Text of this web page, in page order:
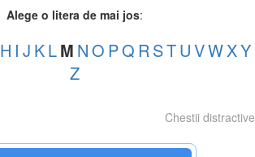
Alege o litera de mai jos:
H I J KLM NO PQ RSTUVWXY
Z
Chestii distractive